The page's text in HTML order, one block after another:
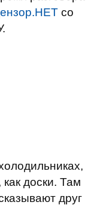
со
доски. Там
друг